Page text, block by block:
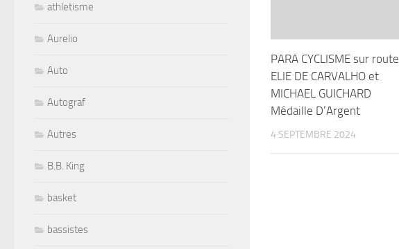
PARA CYCLISME sur route
ELIE DE CARVALHO et
MICHAEL GUICHARD
Médaille D’Argent
4 SEPTEMBRE 2024
athletisme
Aurelio
Auto
Autograf
Autres
B.B. King
basket
bassistes